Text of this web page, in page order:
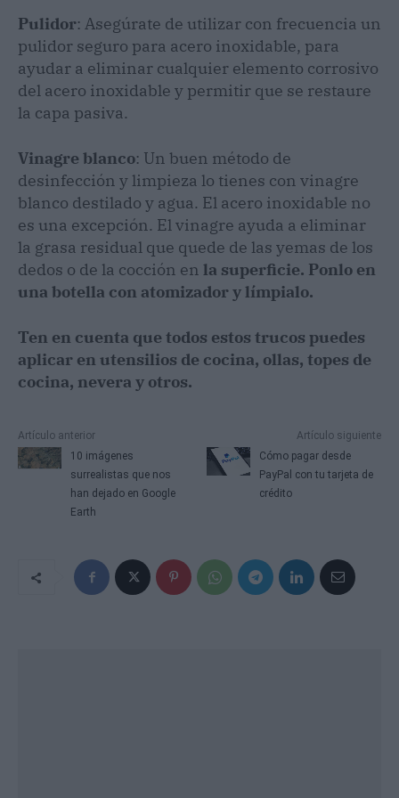
Pulidor: Asegúrate de utilizar con frecuencia un
pulidor seguro para acero inoxidable, para
ayudar a eliminar cualquier elemento corrosivo
del acero inoxidable y permitir que se restaure
la capa pasiva.
Vinagre blanco: Un buen método de
desinfección y limpieza lo tienes con vinagre
blanco destilado y agua. El acero inoxidable no
es una excepción. El vinagre ayuda a eliminar
la grasa residual que quede de las yemas de los
dedos o de la cocción en la superficie. Ponlo en
una botella con atomizador y límpialo.
Ten en cuenta que todos estos trucos puedes
aplicar en utensilios de cocina, ollas, topes de
cocina, nevera y otros.
Artículo anterior
10 imágenes
surrealistas que nos
han dejado en Google
Earth
Artículo siguiente
Cómo pagar desde
PayPal con tu tarjeta de
crédito